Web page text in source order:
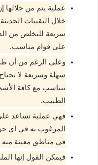
عملية يتم من خلالها
خلال التقنيات
سريعة للتخلص من
على قوام مناسب.
وعلى الرغم من أن
سهلة وسريعة لا تحتاج
تتناسب مع كافة
الطبيب.
فهي عملية تساعد
المرغوب به في اي
في مناطق معينة منه
فيمكن القول إنها